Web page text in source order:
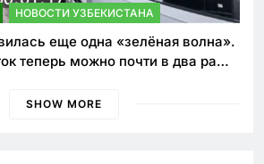
НОВОСТИ УЗБЕКИСТАНА
еще одна «зелёная волна».
теперь можно почти в два раза
SHOW MORE